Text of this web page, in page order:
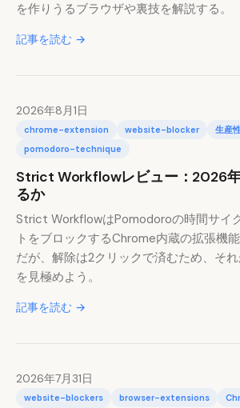
を作りうるブラウザや裏技を解説する。
記事を読む →
2026年8月1日
chrome-extension website-blocker
生産
pomodoro-technique
Strict Workflowレビュー：2026
るか
Strict WorkflowはPomodoroの時間サイ
トをブロックするChrome内蔵の拡張機
だが、解除は2クリックで済むため、そ
を見極めよう。
記事を読む →
2026年7月31日
website-blockers browser-extensions